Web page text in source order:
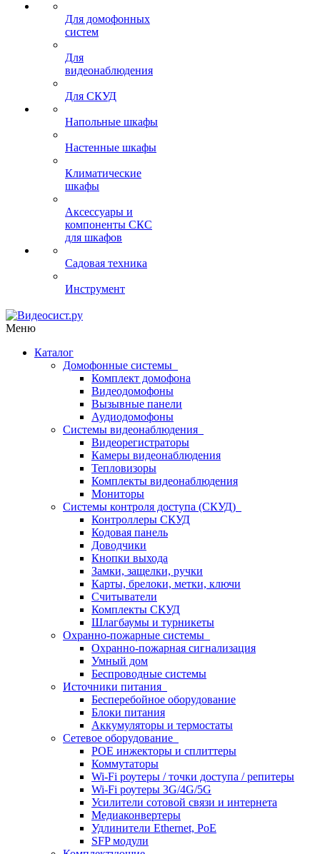
Для домофонных
систем
Для
видеонаблюдения
Для СКУД
Напольные шкафы
Настенные шкафы
Климатические
шкафы
Аксессуары и
компоненты СКС
для шкафов
Садовая техника
Инструмент
Меню
Каталог
Домофонные системы
Комплект домофона
Видеодомофоны
Вызывные панели
Аудиодомофоны
Системы видеонаблюдения
Видеорегистраторы
Камеры видеонаблюдения
Тепловизоры
Комплекты видеонаблюдения
Мониторы
Системы контроля доступа (СКУД)
Контроллеры СКУД
Кодовая панель
Доводчики
Кнопки выхода
Замки, защелки, ручки
Карты, брелоки, метки, ключи
Считыватели
Комплекты СКУД
Шлагбаумы и турникеты
Охранно-пожарные системы
Охранно-пожарная сигнализация
Умный дом
Беспроводные системы
Источники питания
Бесперебойное оборудование
Блоки питания
Аккумуляторы и термостаты
Сетевое оборудование
POE инжекторы и сплиттеры
Коммутаторы
Wi-Fi роутеры / точки доступа / репитеры
Wi-Fi роутеры 3G/4G/5G
Усилители сотовой связи и интернета
Медиаконвертеры
Удлинители Ethernet, PoE
SFP модули